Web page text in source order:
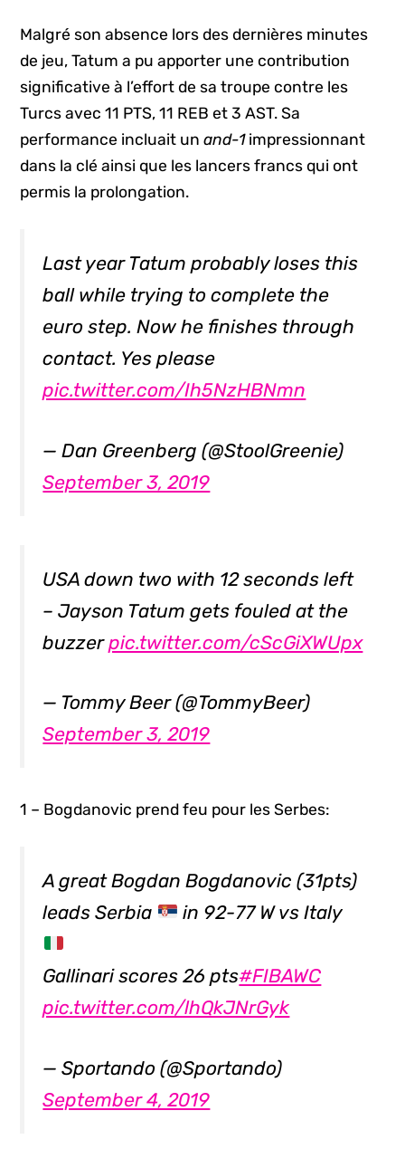
Malgré son absence lors des dernières minutes
de jeu, Tatum a pu apporter une contribution
significative à l’effort de sa troupe contre les
Turcs avec 11 PTS, 11 REB et 3 AST. Sa
performance incluait unand-1impressionnant
dans la clé ainsi que les lancers francs qui ont
permis la prolongation.
Last year Tatum probably loses this
ball while trying to complete the
euro step. Now he finishes through
contact. Yes please
pic.twitter.com/Ih5NzHBNmn
— Dan Greenberg (@StoolGreenie)
September 3, 2019
USA down two with 12 seconds left
– Jayson Tatum gets fouled at the
buzzerpic.twitter.com/cScGiXWUpx
— Tommy Beer (@TommyBeer)
September 3, 2019
1 – Bogdanovic prend feu pour les Serbes:
A great Bogdan Bogdanovic (31pts)
leads Serbia
in 92-77 W vs Italy
Gallinari scores 26 pts#FIBAWC
pic.twitter.com/lhQkJNrGyk
— Sportando (@Sportando)
September 4, 2019